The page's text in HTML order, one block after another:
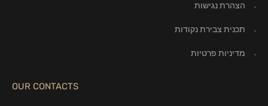
הצהרת נגישות
תכנית צבירת נקודות
מדיניות פרטיות
OUR CONTACTS